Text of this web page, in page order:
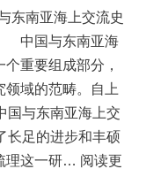
东南亚海上交流史
中国与东南亚海
重要组成部分，
领域的范畴。自上
国与东南亚海上交
长足的进步和丰硕
理这一研… 阅读更